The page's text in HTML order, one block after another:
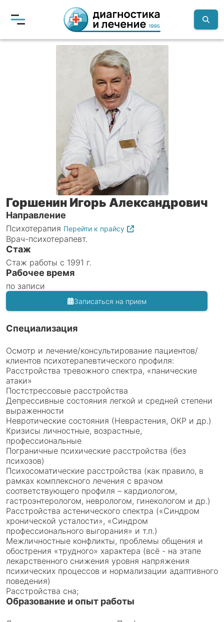
Горшенин Игорь Александрович
Направление
Психотерапия Перейти к прайсу
Врач-психотерапевт.
Стаж
Стаж работы с 1991 г.
Рабочее время
по записи
Записаться на прием
Специализация
Осмотр и лечение/консультирование пациентов/
клиентов психотерапевтического профиля:
Расстройства тревожного спектра, «панические
атаки»
Постстрессовые расстройства
Депрессивные состояния легкой и средней степени
выраженности
Невротические состояния (Неврастения, ОКР и др.)
Кризисы личностные, возрастные,
профессиональные
Пограничные психические расстройства (без
психозов)
Психосоматические расстройства (как правило, в
рамках комплексного лечения с врачом
соответствующего профиля – кардиологом,
гастроэнтерологом, неврологом, гинекологом и др.)
Расстройства астенического спектра («Синдром
хронической усталости», «Синдром
профессионального выгорания» и т.п.)
Межличностные конфликты, проблемы общения и
обострения «трудного» характера (всё - на этапе
лекарственного снижения уровня напряжения
психических процессов и нормализации адаптивного
поведения)
Расстройства сна;
Образование и опыт работы